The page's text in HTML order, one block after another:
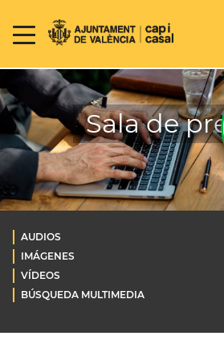
Sala de
AUDIOS
IMÁGENES
VÍDEOS
BÚSQUEDA MULTIMEDIA